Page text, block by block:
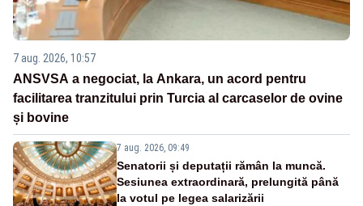
7 aug. 2026, 10:57
ANSVSA a negociat, la Ankara, un acord pentru
facilitarea tranzitului prin Turcia al carcaselor de ovine
și bovine
7 aug. 2026, 09:49
Senatorii și deputații rămân la muncă.
Sesiunea extraordinară, prelungită până
la votul pe legea salarizării